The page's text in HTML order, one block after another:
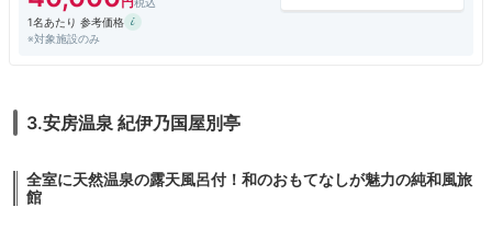
1名あたり 参考価格
※対象施設のみ
3.安房温泉 紀伊乃国屋別亭
全室に天然温泉の露天風呂付！和のおもてなしが魅力の純和風旅
館